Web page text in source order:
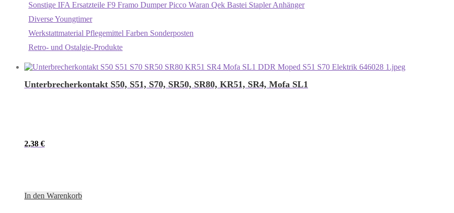
Sonstige IFA Ersatzteile F9 Framo Dumper Picco Waran Qek Bastei Stapler Anhänger
Diverse Youngtimer
Werkstattmaterial Pflegemittel Farben Sonderposten
Retro- und Ostalgie-Produkte
Unterbrecherkontakt S50, S51, S70, SR50, SR80, KR51, SR4, Mofa SL1
2,38 €
In den Warenkorb